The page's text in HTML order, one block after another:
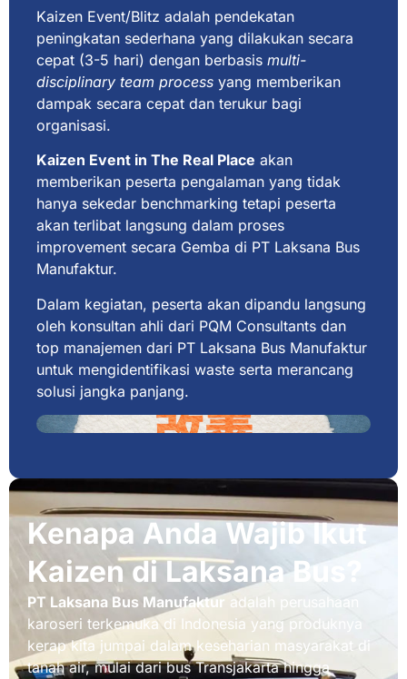
Kaizen Event/Blitz adalah pendekatan
peningkatan sederhana yang dilakukan secara
cepat (3-5 hari) dengan berbasis multi-
disciplinary team process yang memberikan
dampak secara cepat dan terukur bagi
organisasi.
Kaizen Event in The Real Place akan
memberikan peserta pengalaman yang tidak
hanya sekedar benchmarking tetapi peserta
akan terlibat langsung dalam proses
improvement secara Gemba di PT Laksana Bus
Manufaktur.
Dalam kegiatan, peserta akan dipandu langsung
oleh konsultan ahli dari PQM Consultants dan
top manajemen dari PT Laksana Bus Manufaktur
untuk mengidentifikasi waste serta merancang
solusi jangka panjang.
Kenapa Anda Wajib Ikut
Kaizen di Laksana Bus?
PT Laksana Bus Manufaktur adalah perusahaan
karoseri terkemuka di Indonesia yang produknya
kerap kita jumpai dalam keseharian masyarakat di
tanah air, mulai dari bus Transjakarta hingga